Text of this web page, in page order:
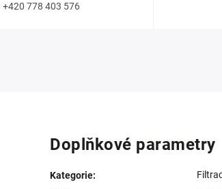
+420 778 403 576
Doplňkové parametry
Kategorie: